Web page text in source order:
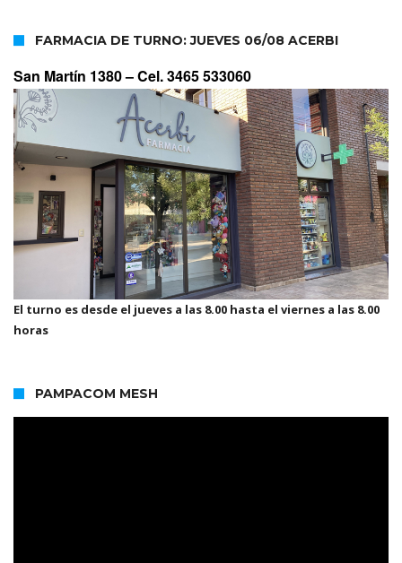
FARMACIA DE TURNO: JUEVES 06/08 ACERBI
San Martín 1380 –Cel. 3465 533060
El turno es desde el jueves a las 8.00 hasta el viernes a las 8.00
horas
PAMPACOM MESH